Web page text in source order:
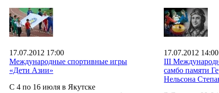
17.07.2012 17:00
Международные спортивные игры
«Дети Азии»
С 4 по 16 июля в Якутске
17.07.2012 14:00
III
самбо памяти
Нельсона